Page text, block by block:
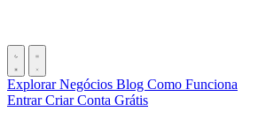
Explorar Negócios Blog Como Funciona
EntrarCriar Conta Grátis